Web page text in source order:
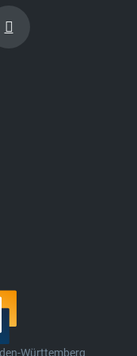
Württemberg